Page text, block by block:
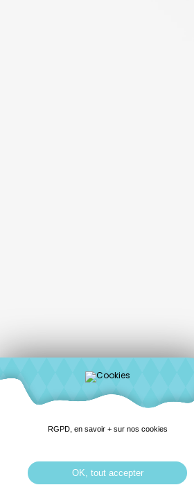
RGPD, en savoir + sur nos cookies
OK, tout accepter